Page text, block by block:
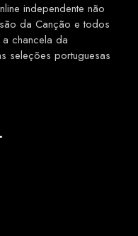
independente não
da Canção e todos
chancela da
seleções portuguesas